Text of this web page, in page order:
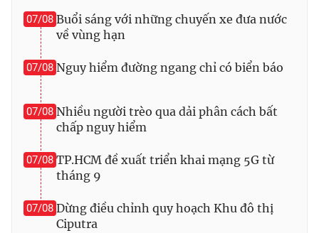
VTV Money VTV Thể thao
VTV Sức khoẻ
Thị trường 24h
VTV4
VTV9
Liên hệ tòa soạn English
07/08 Buổi sáng với những chuyến xe đưa nước
về vùng hạn
07/08 Nguy hiểm đường ngang chỉ có biển báo
07/08 Nhiều người trèo qua dải phân cách bất
chấp nguy hiểm
07/08 TP.HCM đề xuất triển khai mạng 5G từ
tháng 9
07/08 Dừng điều chỉnh quy hoạch Khu đô thị
Ciputra